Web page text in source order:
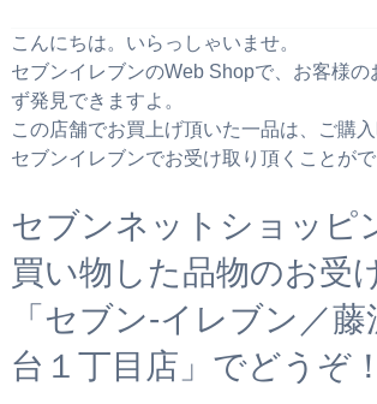
こんにちは。いらっしゃいませ。
セブンイレブンのWeb Shopで、お客様の
ず発見できますよ。
この店舗でお買上げ頂いた一品は、ご購
セブンイレブンでお受け取り頂くことがで
セブンネットショッピ
買い物した品物のお受
「セブン‐イレブン／
台１丁目店」でどうぞ！